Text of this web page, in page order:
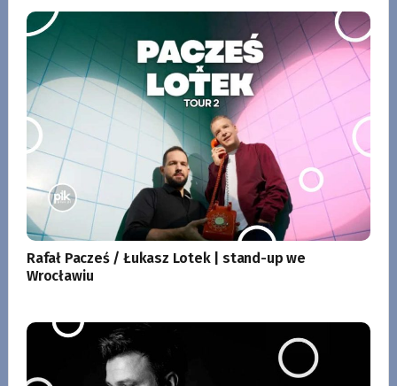
Rafał Pacześ / Łukasz Lotek | stand-up we
Wrocławiu